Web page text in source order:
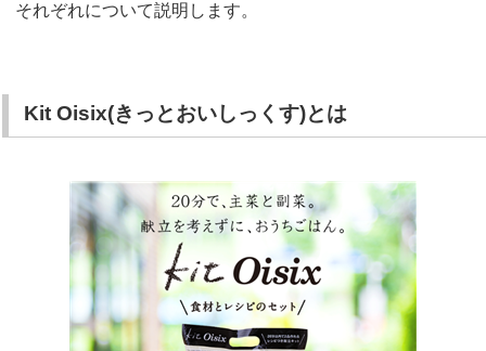
それぞれについて説明します。
Kit Oisix(きっとおいしっくす)とは